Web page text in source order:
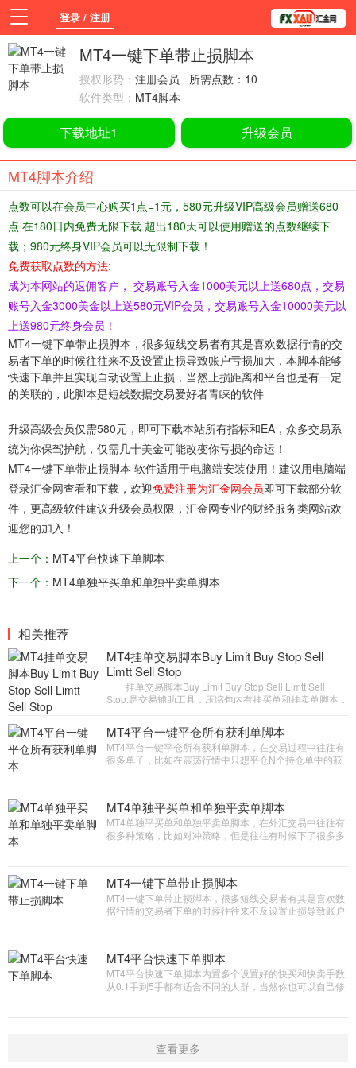
登录 / 注册
首页 新闻 观点 货币
平台
指标EA 书籍 视频
MT4一键下单带止损脚本
授权形势： 注册会员 所需点数：10
软件类型： MT4脚本
下载地址1 升级会员
MT4脚本介绍
点数可以在会员中心购买1点=1元，580元升级VIP高级会员赠送680
点 在180日内免费无限下载 超出180天可以使用赠送的点数继续下
载；980元终身VIP会员可以无限制下载！
免费获取点数的方法:
成为本网站的返佣客户， 交易账号入金1000美元以上送680点，交易
账号入金3000美金以上送580元VIP会员，交易账号入金10000美元以
上送980元终身会员！
MT4一键下单带止损脚本，很多短线交易者有其是喜欢数据行情的交
易者下单的时候往往来不及设置止损导致账户亏损加大，本脚本能够
快速下单并且实现自动设置上止损，当然止损距离和平台也是有一定
的关联的，此脚本是短线数据交易爱好者青睐的软件
升级高级会员仅需580元，即可下载本站所有指标和EA，众多交易系
统为你保驾护航，仅需几十美金可能改变你亏损的命运！
MT4一键下单带止损脚本 软件适用于电脑端安装使用！建议用电脑端
登录汇金网查看和下载，欢迎免费注册为汇金网会员即可下载部分软
件，更高级软件建议升级会员权限，汇金网专业的财经服务类网站欢
迎您的加入！
上一个： MT4平台快速下单脚本
下一个： MT4单独平买单和单独平卖单脚本
相关推荐
MT4挂单交易脚本Buy Limit Buy Stop Sell
Limtt Sell Stop
挂单交易脚本Buy Limit Buy Stop Sell Limtt Sell
Stop,是交易辅助工具，压缩包内有挂买单和挂卖单脚本，
后在价格上方默认
MT4平台一键平仓所有获利单脚本
MT4平台一键平仓所有获利单脚本，在交易过程中往往有
很多单子，比如在震荡行情中只想平仓N个持仓单中的获
MT4单独平买单和单独平卖单脚本
MT4单独平买单和单独平卖单脚本，在外汇交易中往往有
很多种策略，比如对冲策略，但是往往有时候下了很多多
MT4一键下单带止损脚本
MT4一键下单带止损脚本，很多短线交易者有其是喜欢数
据行情的交易者下单的时候往往来不及设置止损导致账户
MT4平台快速下单脚本
MT4平台快速下单脚本内置多个设置好的快买和快卖手数
从0.1手到5手都有适合不同的人群，当然你也可以自己修
查看更多